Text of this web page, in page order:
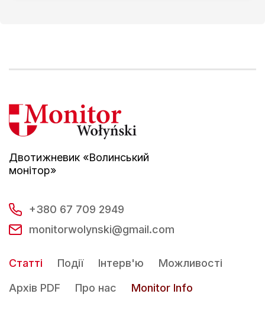
Двотижневик «Волинський
монітор»
+380 67 709 2949
monitorwolynski@gmail.com
Статті Події Інтерв'ю
Можливості
Архів PDF
Про нас Monitor Info